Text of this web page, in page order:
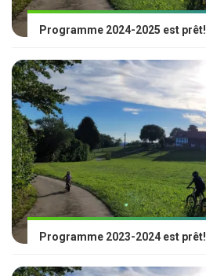
Programme 2024-2025 est prêt!
Programme 2023-2024 est prêt!